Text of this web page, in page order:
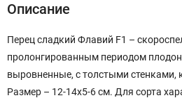
Описание
Перец сладкий Флавий F1 –
пролонгированным периодом
выровненные, с толстыми стенками,
Размер – 12-14х5-6 см. Для сорта